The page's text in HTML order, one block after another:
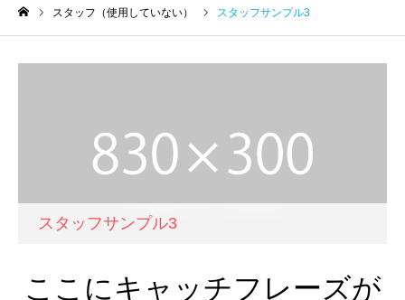
スタッフ（使用していない） スタッフサンプル3
スタッフサンプル3
ここにキャッチフレーズが